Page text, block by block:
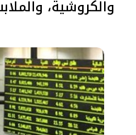
والكروشية،